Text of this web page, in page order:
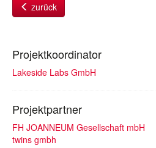
zurück
Projektkoordinator
Lakeside Labs GmbH
Projektpartner
FH JOANNEUM Gesellschaft mbH
twins gmbh